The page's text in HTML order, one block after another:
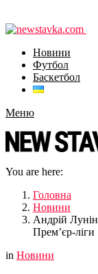
Новини
Футбол
Баскетбол
Меню
You are here:
Головна
Новини
Андрій
Прем’єр-ліги
in Новини